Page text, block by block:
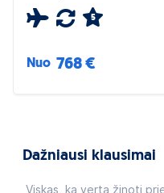
5
Nuo 768 €
Dažniausi klausimai
Viskas, ką verta žinoti